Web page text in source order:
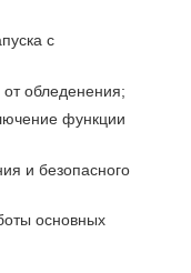
с
обледенения;
функции
и безопасного
основных